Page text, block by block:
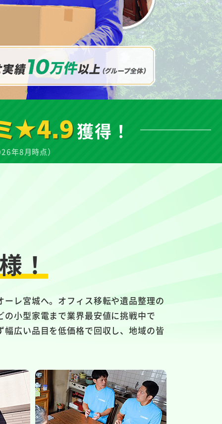
★4.9獲得！
年8月時点）
！
ーレ宮城へ。オフィス移転や遺品整理の
の小型家電まで業界最安値に挑戦中で
幅広い品目を低価格で回収し、地域の皆